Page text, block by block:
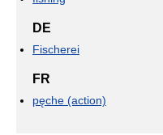
DE
Fischerei
FR
pęche (action)